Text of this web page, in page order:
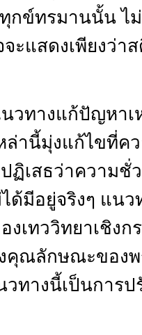
กข์ทรมานนั้น ไ
ะแสดงเพียงว่า
วทางแก้ปัญหาเ
ล่านี้มุ่งแก้ไขที่ค
ฏิเสธว่าความชั่
ด้มีอยู่จริงๆ แน
งเทววิทยาเชิงก
คุณลักษณะของพ
ทางนี้เป็นการป